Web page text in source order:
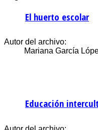
El huerto escolar
Autor del archivo:
Mariana García
Educación